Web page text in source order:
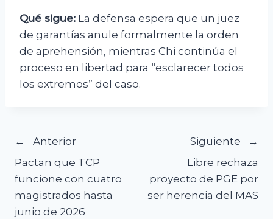
Qué sigue: La defensa espera que un juez
de garantías anule formalmente la orden
de aprehensión, mientras Chi continúa el
proceso en libertad para “esclarecer todos
los extremos” del caso.
Navegación
de
entradas
Anterior
Pactan que TCP
funcione con cuatro
magistrados hasta
junio de 2026
Siguiente
Libre rechaza
proyecto de PGE por
ser herencia del MAS